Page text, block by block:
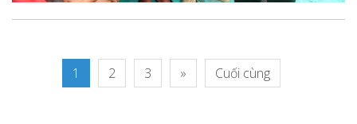
1 2 3 » Cuối cùng